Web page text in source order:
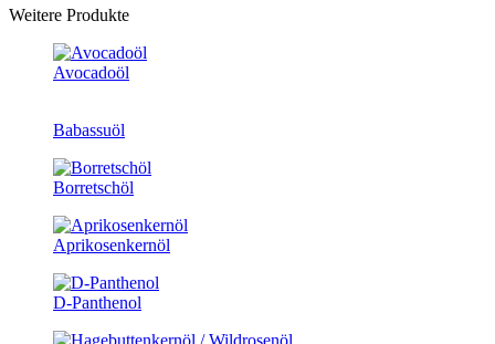
Weitere Produkte
Avocadoöl
Babassuöl
Borretschöl
Aprikosenkernöl
D-Panthenol